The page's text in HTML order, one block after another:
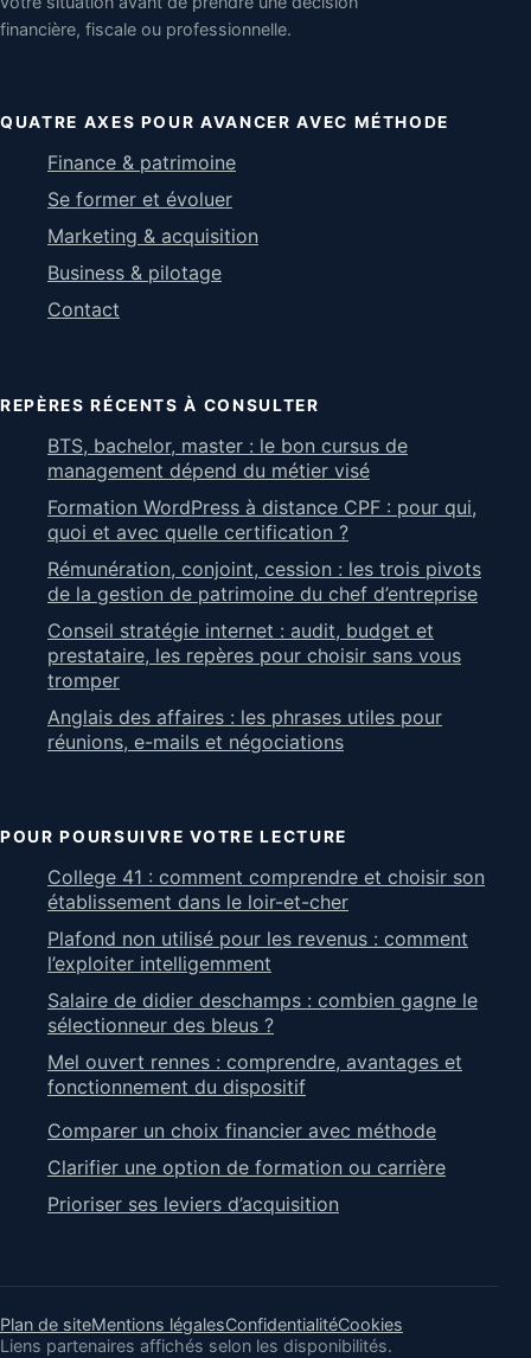
financière, fiscale ou professionnelle.
QUATRE AXES POUR AVANCER AVEC MÉTHODE
Finance & patrimoine
Se former et évoluer
Marketing & acquisition
Business & pilotage
Contact
REPÈRES RÉCENTS À CONSULTER
BTS, bachelor, master : le bon cursus de
management dépend du métier visé
Formation WordPress à distance CPF : pour qui,
quoi et avec quelle certification ?
Rémunération, conjoint, cession : les trois pivots
de la gestion de patrimoine du chef d’entreprise
Conseil stratégie internet : audit, budget et
prestataire, les repères pour choisir sans vous
tromper
Anglais des affaires : les phrases utiles pour
réunions, e-mails et négociations
POUR POURSUIVRE VOTRE LECTURE
College 41 : comment comprendre et choisir son
établissement dans le loir-et-cher
Plafond non utilisé pour les revenus : comment
l’exploiter intelligemment
Salaire de didier deschamps : combien gagne le
sélectionneur des bleus ?
Mel ouvert rennes : comprendre, avantages et
fonctionnement du dispositif
Comparer un choix financier avec méthode
Clarifier une option de formation ou carrière
Prioriser ses leviers d’acquisition
Plan de siteMentions légalesConfidentialitéCookies
Liens partenaires affichés selon les disponibilités.